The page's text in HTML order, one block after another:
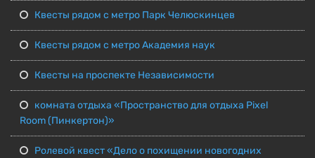
Квесты рядом с метро Парк Челюскинцев
Квесты рядом с метро Академия наук
Квесты на проспекте Независимости
комната отдыха «Пространство для отдыха Pixel
Room (Пинкертон)»
Ролевой квест «Дело о похищении новогодних